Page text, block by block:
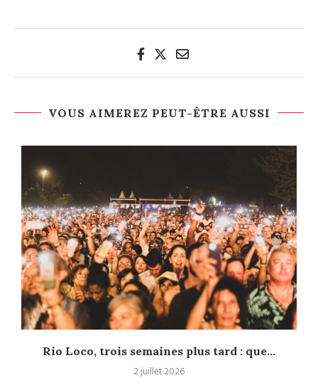
VOUS AIMEREZ PEUT-ÊTRE AUSSI
Rio Loco, trois semaines plus tard : que...
2 juillet 2026